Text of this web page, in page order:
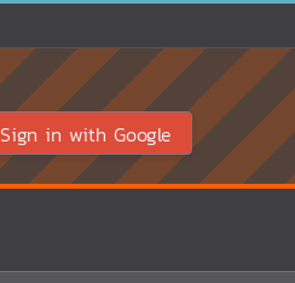
Sign in with Google